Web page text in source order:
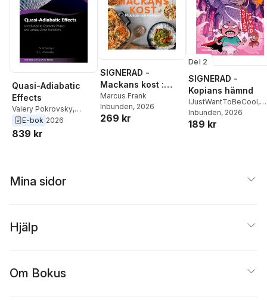
Quasi-Adiabatic
Effects
Valery Pokrovsky,
Nikolai Sinitsyn
E-bok 2026
839 kr
SIGNERAD -
Mackans kost :
Middagar och
matlådor
Marcus Frank
Inbunden, 2026
269 kr
Del 2
SIGNERAD -
Kopians hämnd
IJustWantToBeCool,
Joel Adolphson
Ejdemo Beer
Inbunden, 2026
189 kr
Mina sidor
Hjälp
Om Bokus